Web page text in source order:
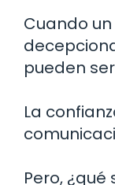
Cuando
pueden
La
Pero,